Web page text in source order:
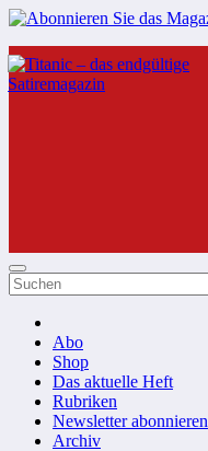
Zum
Inhalt
springen
Abo
Shop
Das aktuelle Heft
Rubriken
Newsletter abonnieren
Archiv